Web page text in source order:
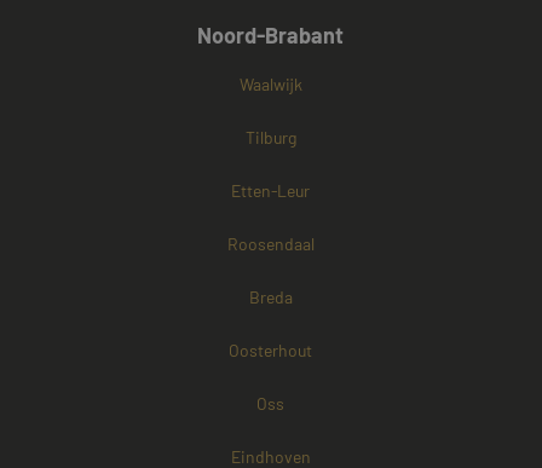
Noord-Brabant
Waalwijk
Tilburg
Etten-Leur
Roosendaal
Breda
Oosterhout
Oss
Eindhoven